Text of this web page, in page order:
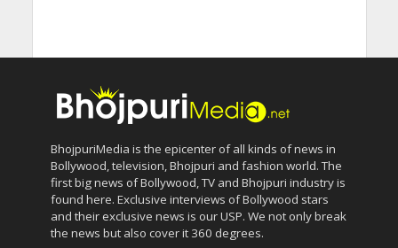
BhojpuriMedia is the epicenter of all kinds of news in
Bollywood, television, Bhojpuri and fashion world. The
first big news of Bollywood, TV and Bhojpuri industry is
found here. Exclusive interviews of Bollywood stars
and their exclusive news is our USP. We not only break
the news but also cover it 360 degrees.